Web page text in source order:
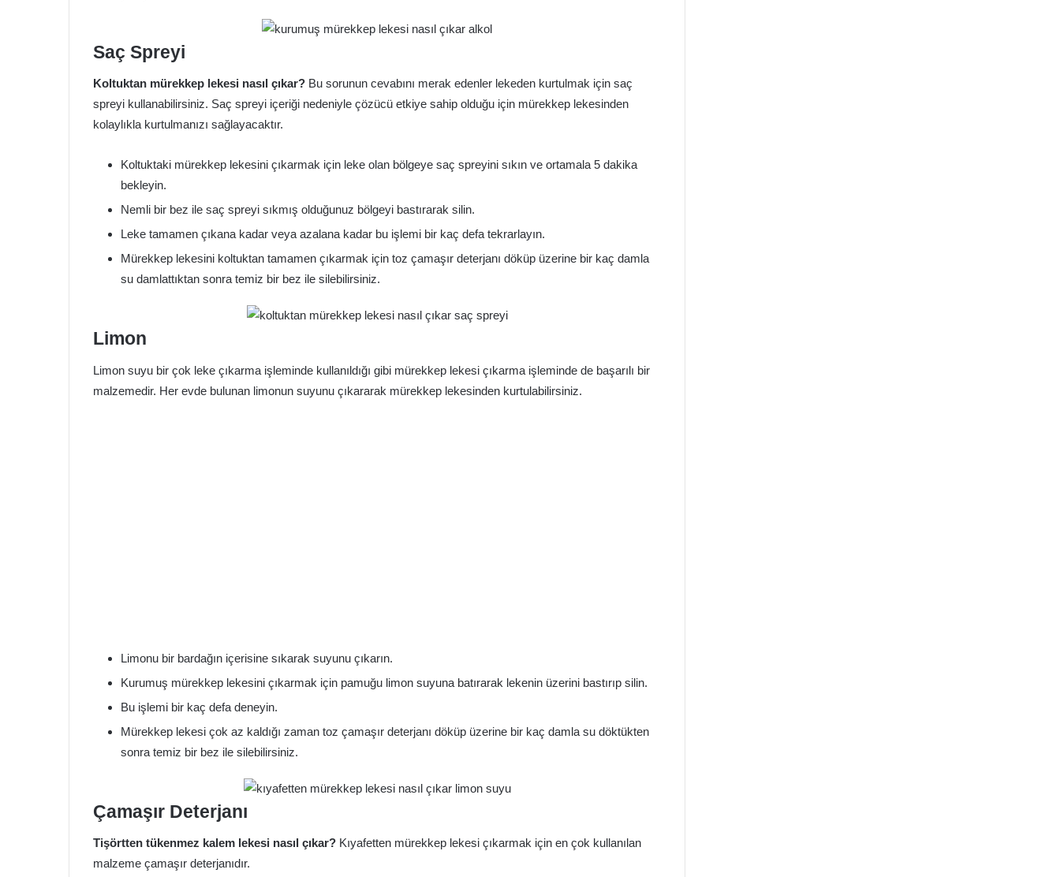
Saç Spreyi
Koltuktan mürekkep lekesi nasıl çıkar? Bu sorunun cevabını merak edenler lekeden kurtulmak için saç
spreyi kullanabilirsiniz. Saç spreyi içeriği nedeniyle çözücü etkiye sahip olduğu için mürekkep lekesinden
kolaylıkla kurtulmanızı sağlayacaktır.
Koltuktaki mürekkep lekesini çıkarmak için leke olan bölgeye saç spreyini sıkın ve ortamala 5 dakika
bekleyin.
Nemli bir bez ile saç spreyi sıkmış olduğunuz bölgeyi bastırarak silin.
Leke tamamen çıkana kadar veya azalana kadar bu işlemi bir kaç defa tekrarlayın.
Mürekkep lekesini koltuktan tamamen çıkarmak için toz çamaşır deterjanı döküp üzerine bir kaç damla
su damlattıktan sonra temiz bir bez ile silebilirsiniz.
Limon
Limon suyu bir çok leke çıkarma işleminde kullanıldığı gibi mürekkep lekesi çıkarma işleminde de başarılı bir
malzemedir. Her evde bulunan limonun suyunu çıkararak mürekkep lekesinden kurtulabilirsiniz.
Limonu bir bardağın içerisine sıkarak suyunu çıkarın.
Kurumuş mürekkep lekesini çıkarmak için pamuğu limon suyuna batırarak lekenin üzerini bastırıp silin.
Bu işlemi bir kaç defa deneyin.
Mürekkep lekesi çok az kaldığı zaman toz çamaşır deterjanı döküp üzerine bir kaç damla su döktükten
sonra temiz bir bez ile silebilirsiniz.
Çamaşır Deterjanı
Tişörtten tükenmez kalem lekesi nasıl çıkar? Kıyafetten mürekkep lekesi çıkarmak için en çok kullanılan
malzeme çamaşır deterjanıdır.